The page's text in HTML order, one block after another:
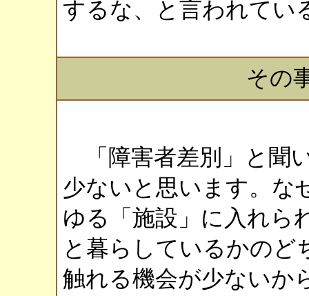
するな、と言われてい
その
「障害者差別」と聞
少ないと思います。な
ゆる「施設」に入れら
と暮らしているかのど
触れる機会が少ないか